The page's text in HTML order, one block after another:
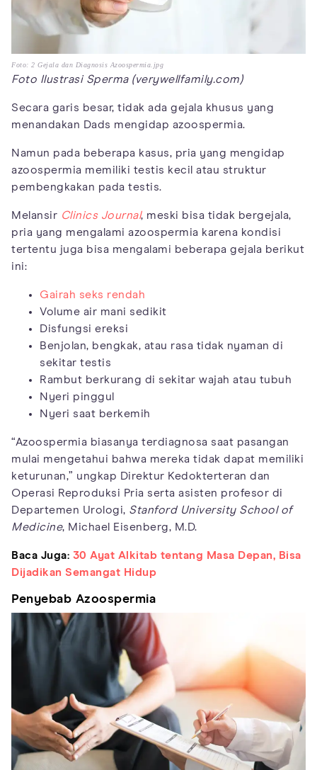
Foto: 2 Gejala dan Diagnosis Azoospermia.jpg
Foto Ilustrasi Sperma (verywellfamily.com)
Secara garis besar, tidak ada gejala khusus yang
menandakan Dads mengidap azoospermia.
Namun pada beberapa kasus, pria yang mengidap
azoospermia memiliki testis kecil atau struktur
pembengkakan pada testis.
Melansir Clinics Journal, meski bisa tidak bergejala,
pria yang mengalami azoospermia karena kondisi
tertentu juga bisa mengalami beberapa gejala berikut
ini:
Gairah seks rendah
Volume air mani sedikit
Disfungsi ereksi
Benjolan, bengkak, atau rasa tidak nyaman di
sekitar testis
Rambut berkurang di sekitar wajah atau tubuh
Nyeri pinggul
Nyeri saat berkemih
“Azoospermia biasanya terdiagnosa saat pasangan
mulai mengetahui bahwa mereka tidak dapat memiliki
keturunan,” ungkap Direktur Kedokterteran dan
Operasi Reproduksi Pria serta asisten profesor di
Departemen Urologi, Stanford University School of
Medicine, Michael Eisenberg, M.D.
Baca Juga: 30 Ayat Alkitab tentang Masa Depan, Bisa
Dijadikan Semangat Hidup
Penyebab Azoospermia